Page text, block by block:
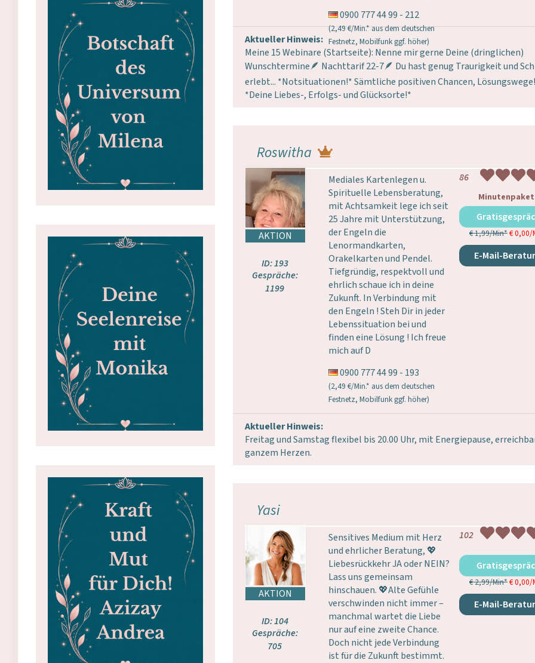
Aktueller Hinweis:
Meine 15 Webinare (Startseite): Nenne mir gerne Deine (dringlichen)
Wunschtermine🪶 Nachttarif 22-7🪶 Du hast genug Traurigkeit und
erlebt... *Notsituationen!* Sämtliche positiven Chancen, Lösungswege!
*Deine Liebes-, Erfolgs- und Glücksorte!*
0900 777 44 99 - 212
(2,49 €/Min.* aus dem deutschen
Festnetz, Mobilfunk ggf. höher)
Roswitha
ID: 193
Gespräche:
1199
Mediales Kartenlegen u.
Spirituelle Lebensberatung,
mit Achtsamkeit lege ich seit
25 Jahre mit Unterstützung,
der Engeln die
Lenormandkarten,
Orakelkarten und Pendel.
Tiefgründig, respektvoll und
ehrlich schaue ich in deine
Zukunft. In Verbindung mit
den Engeln ! Steh Dir in jeder
Lebenssituation bei und
finden eine Lösung ! Ich freue
mich auf D
86
€ 1,99/Min*€ 0,00/
E-Mail-
Aktueller Hinweis:
Freitag und Samstag flexibel bis 20.00 Uhr, mit Energiepause,
ganzem Herzen.
0900 777 44 99 - 193
(2,49 €/Min.* aus dem deutschen
Festnetz, Mobilfunk ggf. höher)
Yasi
ID: 104
Gespräche:
705
Sensitives Medium mit Herz
und ehrlicher Beratung, 💖
Liebesrückkehr JA oder NEIN?
Lass uns gemeinsam
hinschauen. 💖Alte Gefühle
verschwinden nicht immer –
manchmal wartet die Liebe
nur auf eine zweite Chance.
Doch nicht jede Verbindung
ist für die Zukunft bestimmt.
102
€ 2,99/Min*€ 0,00/
E-Mail-